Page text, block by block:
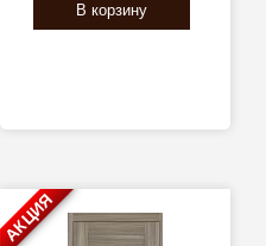
В корзину
АКЦИЯ